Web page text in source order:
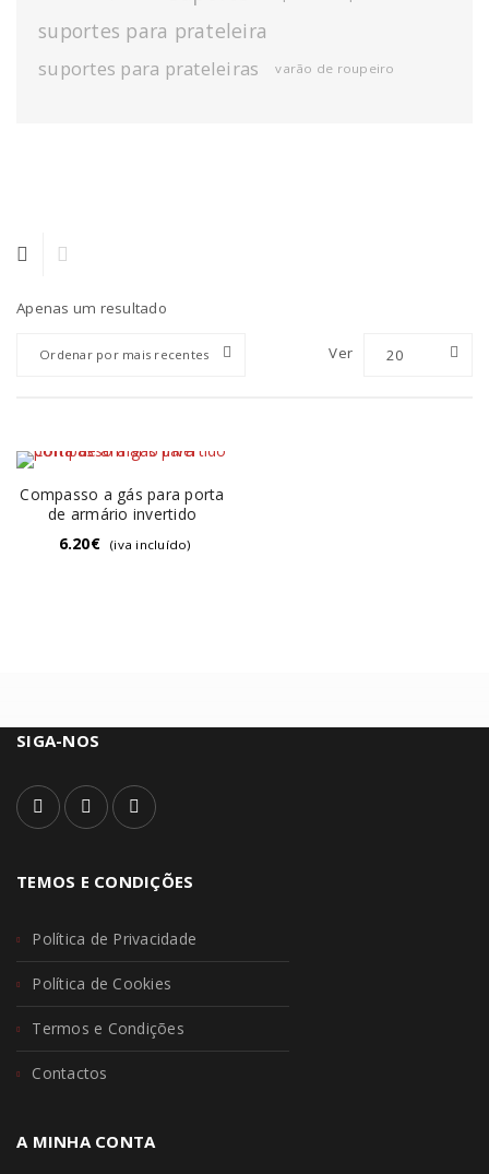
suportes para prateleira
suportes para prateleiras varão de roupeiro
Apenas um resultado
Ordenar por mais recentes Ver 20
Compasso a gás para porta
de armário invertido
6.20€ (iva incluído)
SIGA-NOS
TEMOS E CONDIÇÕES
Política de Privacidade
Política de Cookies
Termos e Condições
Contactos
A MINHA CONTA